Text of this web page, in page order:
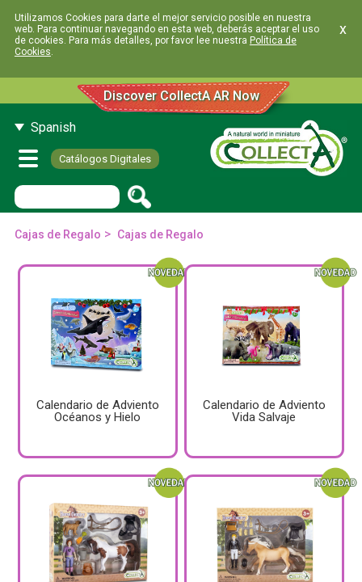
Utilizamos Cookies para darte el mejor servicio posible en nuestra
web. Para continuar navegando en esta web, deberás aceptar el uso
de cookies. Para más detalles, por favor lee nuestra Política de
Cookies.
x
Discover CollectA AR Now
Spanish
Catálogos Digitales
Cajas de Regalo > Cajas de Regalo
Calendario de Adviento
Océanos y Hielo
Calendario de Adviento
Vida Salvaje